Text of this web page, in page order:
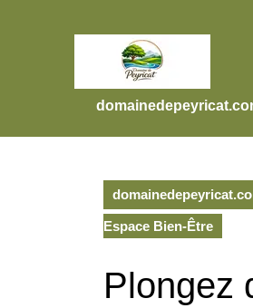
Espace Bien-Être
Plongez